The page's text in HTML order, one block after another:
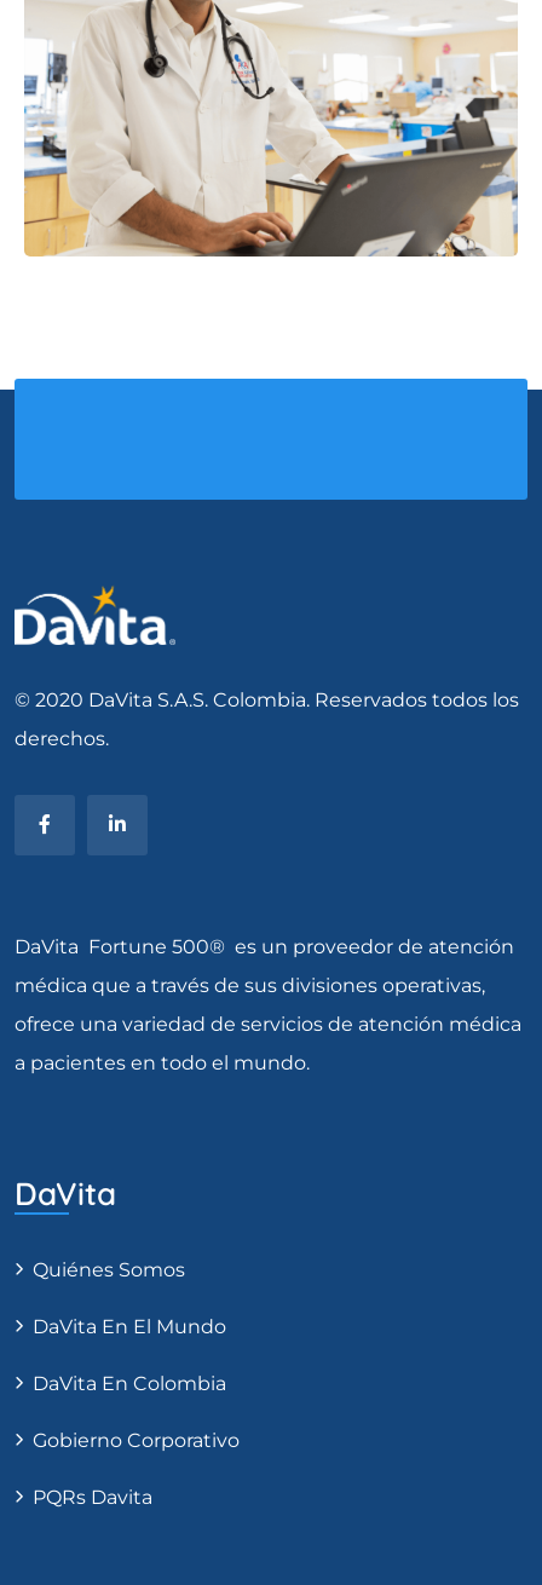
© 2020 DaVita S.A.S. Colombia. Reservados todos los
derechos.
DaVita Fortune 500® es un proveedor de atención
médica que a través de sus divisiones operativas,
ofrece una variedad de servicios de atención médica
a pacientes en todo el mundo.
DaVita
Quiénes Somos
DaVita En El Mundo
DaVita En Colombia
Gobierno Corporativo
PQRs Davita